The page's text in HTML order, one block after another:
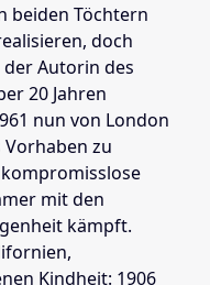
beiden Töchtern
doch
der Autorin des
20 Jahren
nun von London
Vorhaben zu
mit den
kämpft.
,
Kindheit: 1906